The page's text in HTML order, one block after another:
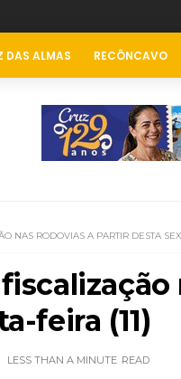
DAS ALMAS RECÔNCAVO
NAS RODOVIAS A PARTIR DESTA
feira (11)
LESS THAN A MINUTE READ